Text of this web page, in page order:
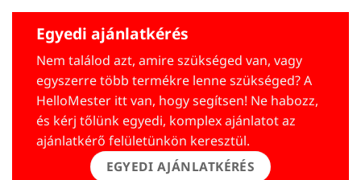
Egyedi ajánlatkérés
Nem találod azt, amire szükséged van, vagy
egyszerre több termékre lenne szükséged? A
HelloMester itt van, hogy segítsen! Ne habozz,
és kérj tőlünk egyedi, komplex ajánlatot az
ajánlatkérő felületünkön keresztül.
EGYEDI AJÁNLATKÉRÉS